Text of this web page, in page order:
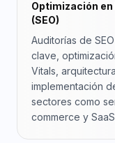
Optimización
(SEO)
Auditorías de
clave,
Vitals,
implementación
sectores como
commerce y